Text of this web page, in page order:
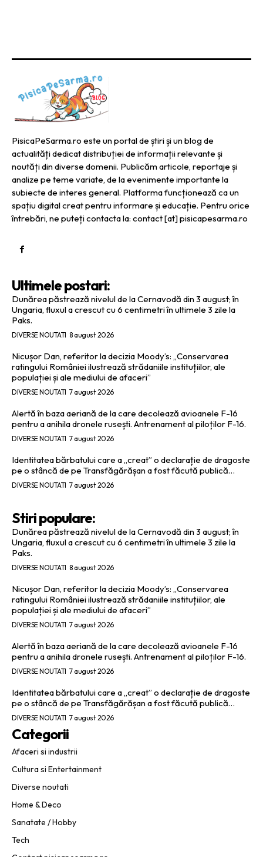
PisicaPeSarma.ro este un portal de știri și un blog de
actualități dedicat distribuției de informații relevante și
noutăți din diverse domenii. Publicăm articole, reportaje și
analize pe teme variate, de la evenimente importante la
subiecte de interes general. Platforma funcționează ca un
spațiu digital creat pentru informare și educație. Pentru orice
întrebări, ne puteți contacta la: contact [at] pisicapesarma.ro
Ultimele postari:
Dunărea păstrează nivelul de la Cernavodă din 3 august; în
Ungaria, fluxul a crescut cu 6 centimetri în ultimele 3 zile la
Paks.
DIVERSE NOUTATI 8 august 2026
Nicușor Dan, referitor la decizia Moody’s: „Conservarea
ratingului României ilustrează strădaniile instituțiilor, ale
populației și ale mediului de afaceri”
DIVERSE NOUTATI 7 august 2026
Alertă în baza aeriană de la care decolează avioanele F-16
pentru a anihila dronele rusești. Antrenament al piloților F-16.
DIVERSE NOUTATI 7 august 2026
Identitatea bărbatului care a „creat” o declarație de dragoste
pe o stâncă de pe Transfăgărășan a fost făcută publică…
DIVERSE NOUTATI 7 august 2026
Stiri populare:
Dunărea păstrează nivelul de la Cernavodă din 3 august; în
Ungaria, fluxul a crescut cu 6 centimetri în ultimele 3 zile la
Paks.
DIVERSE NOUTATI 8 august 2026
Nicușor Dan, referitor la decizia Moody’s: „Conservarea
ratingului României ilustrează strădaniile instituțiilor, ale
populației și ale mediului de afaceri”
DIVERSE NOUTATI 7 august 2026
Alertă în baza aeriană de la care decolează avioanele F-16
pentru a anihila dronele rusești. Antrenament al piloților F-16.
DIVERSE NOUTATI 7 august 2026
Identitatea bărbatului care a „creat” o declarație de dragoste
pe o stâncă de pe Transfăgărășan a fost făcută publică…
DIVERSE NOUTATI 7 august 2026
Categorii
Afaceri si industrii
Cultura si Entertainment
Diverse noutati
Home & Deco
Sanatate / Hobby
Tech